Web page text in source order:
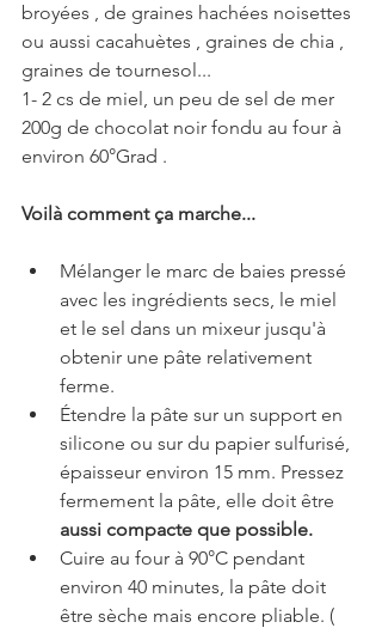
broyées , de graines hachées noisettes
ou aussi cacahuètes , graines de chia ,
graines de tournesol...
1- 2 cs de miel, un peu de sel de mer
200g de chocolat noir fondu au four à
environ 60°Grad .
Voilà comment ça marche...
Mélanger le marc de baies pressé
avec les ingrédients secs, le miel
et le sel dans un mixeur jusqu'à
obtenir une pâte relativement
ferme.
Étendre la pâte sur un support en
silicone ou sur du papier sulfurisé,
épaisseur environ 15 mm. Pressez
fermement la pâte, elle doit être
aussi compacte que possible.
Cuire au four à 90°C pendant
environ 40 minutes, la pâte doit
être sèche mais encore pliable. (